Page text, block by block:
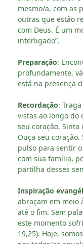
mesmo/a, com as
outras que estão
com Deus. É um
interligado”.
Preparação:
profundamente,
está na presença
Recordação:
vistas ao longo do
seu coração.
Ouça seu
pulso para sentir
com sua família,
partilha desses
Inspiração
abraçam em meio
até o fim. Sem
este momento
19,25). Hoje,